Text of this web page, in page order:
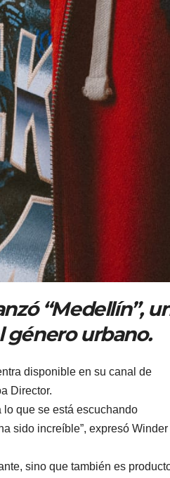
“Medellín”,
género urbano.
disponible en su canal de
Director.
lo que se está escuchando
sido increíble”, expresó Winder
sino que también es